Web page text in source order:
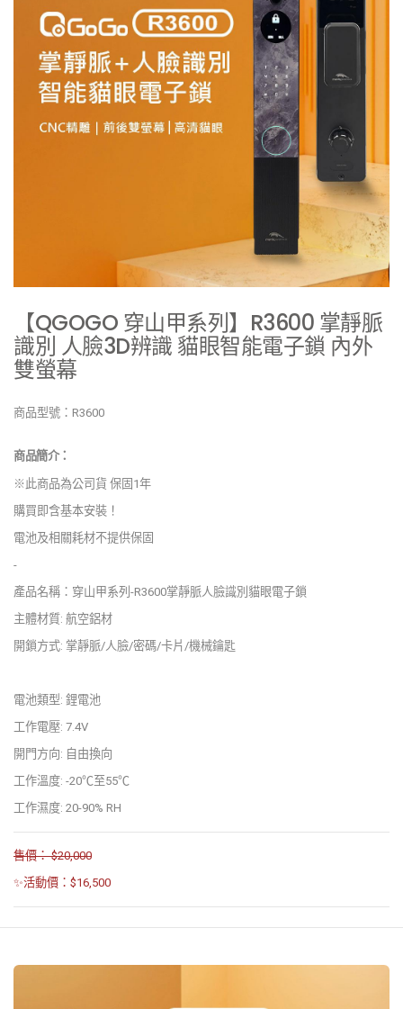
【QGOGO 穿山甲系列】R3600 掌靜脈
識別 人臉3D辨識 貓眼智能電子鎖 內外
雙螢幕
商品型號：R3600
商品簡介：
※此商品為公司貨 保固1年
購買即含基本安裝！
電池及相關耗材不提供保固
-
產品名稱：穿山甲系列-R3600掌靜脈人臉識別貓眼電子鎖
主體材質: 航空鋁材
開鎖方式: 掌靜脈/人臉/密碼/卡片/機械鑰匙
電池類型: 鋰電池
工作電壓: 7.4V
開門方向: 自由換向
工作溫度: -20℃至55℃
工作濕度: 20-90% RH
售價： $20,000
✨活動價：$16,500